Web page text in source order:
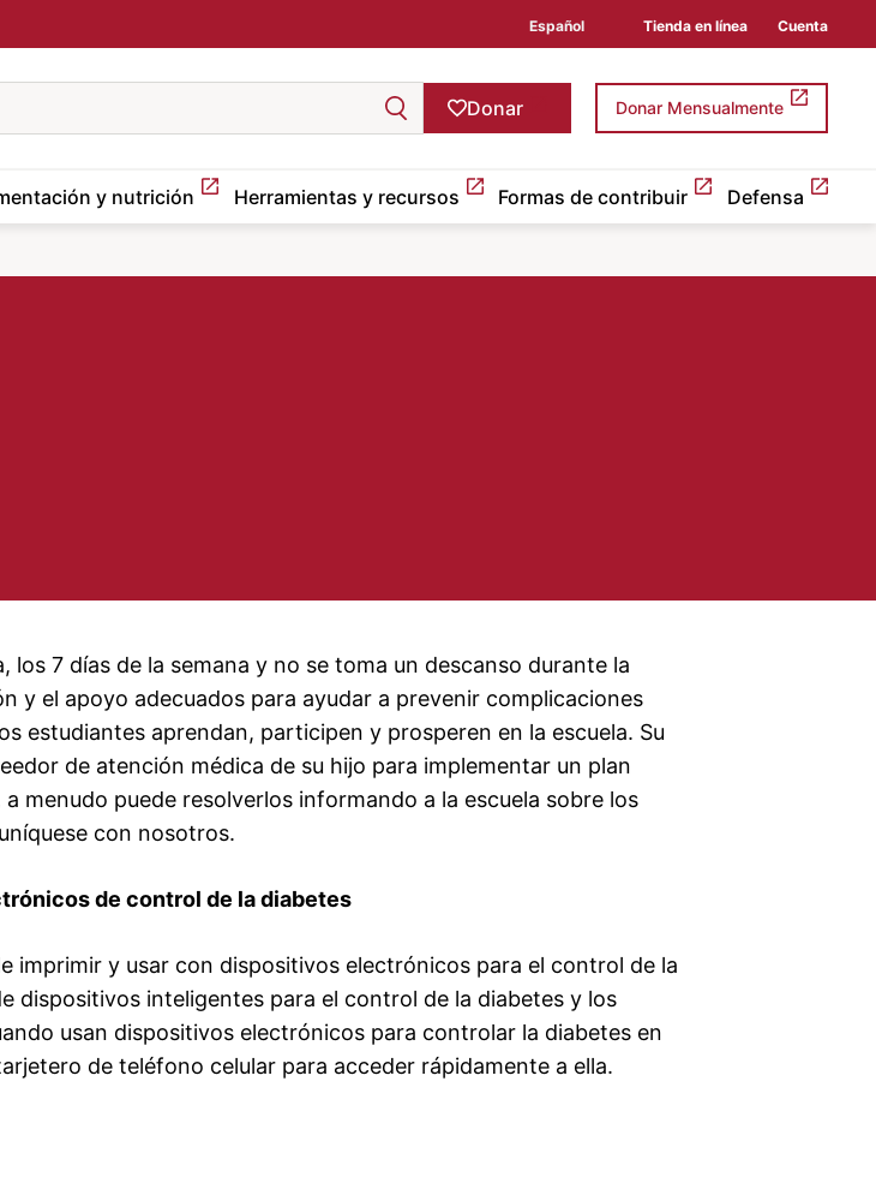
Español Tienda en línea Cuenta
Donar Donar Mensualmente
y nutrición Herramientas y recursos Formas de contribuir Defensa
7 días de la semana y no se toma un descanso durante la
y el apoyo adecuados para ayudar a prevenir complicaciones
estudiantes aprendan, participen y prosperen en la escuela. Su
de atención médica de su hijo para implementar un plan
menudo puede resolverlos informando a la escuela sobre los
con nosotros.
de control de la diabetes
imprimir y usar con dispositivos electrónicos para el control de la
dispositivos inteligentes para el control de la diabetes y los
usan dispositivos electrónicos para controlar la diabetes en
de teléfono celular para acceder rápidamente a ella.